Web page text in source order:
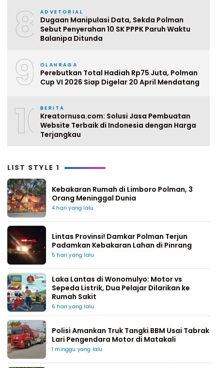
8 ADVETORIAL
Dugaan Manipulasi Data, Sekda Polman
Sebut Penyerahan 10 SK PPPK Paruh Waktu
Balanipa Ditunda
9 OLAHRAGA
Perebutkan Total Hadiah Rp75 Juta, Polman
Cup VI 2026 Siap Digelar 20 April Mendatang
10BERITA
Kreatornusa.com: Solusi Jasa Pembuatan
Website Terbaik di Indonesia dengan Harga
Terjangkau
LIST STYLE 1
Kebakaran Rumah di Limboro Polman, 3
Orang Meninggal Dunia
4 hari yang lalu
Lintas Provinsi! Damkar Polman Terjun
Padamkan Kebakaran Lahan di Pinrang
5 hari yang lalu
Laka Lantas di Wonomulyo: Motor vs
Sepeda Listrik, Dua Pelajar Dilarikan ke
Rumah Sakit
6 hari yang lalu
Polisi Amankan Truk Tangki BBM Usai Tabrak
Lari Pengendara Motor di Matakali
1 minggu yang lalu